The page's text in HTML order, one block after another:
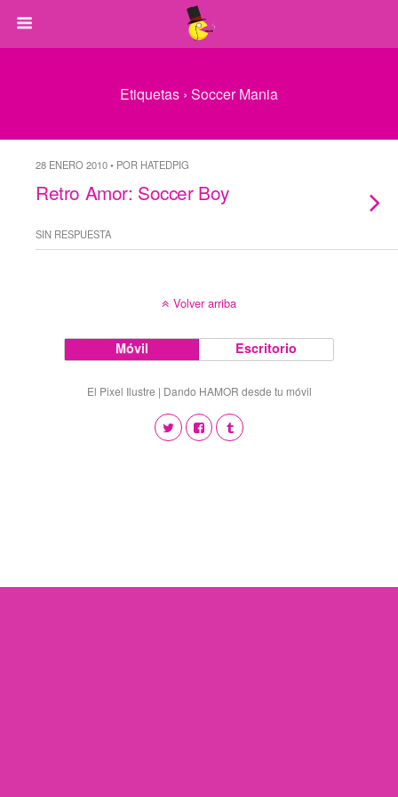
Etiquetas › Soccer Mania
28 ENERO 2010 • POR HATEDPIG
Retro Amor: Soccer Boy
SIN RESPUESTA
Volver arriba
Móvil Escritorio
El Pixel Ilustre | Dando HAMOR desde tu móvil